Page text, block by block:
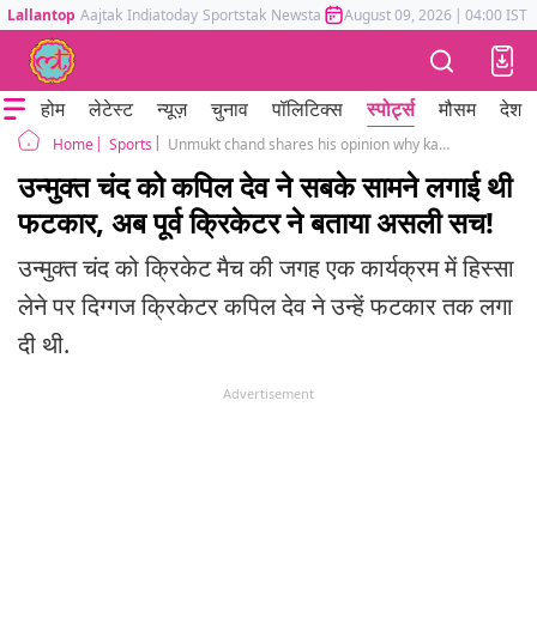
Lallantop Aajtak Indiatoday Sportstak Newstak Mumbai Tak Astrotak
August 09, 2026 | 04:00 IST
होम लेटेस्ट न्यूज़ चुनाव पॉलिटिक्स स्पोर्ट्स मौसम देश
Home Sports Unmukt chand shares his opinion why kapil dev scolded him in a programme
उन्मुक्त चंद को कपिल देव ने सबके सामने लगाई थी
फटकार, अब पूर्व क्रिकेटर ने बताया असली सच!
उन्मुक्त चंद को क्रिकेट मैच की जगह एक कार्यक्रम में हिस्सा
लेने पर दिग्गज क्रिकेटर कपिल देव ने उन्हें फटकार तक लगा
दी थी.
Advertisement